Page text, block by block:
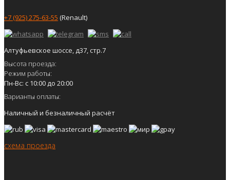
+7 (925) 275-63-55 (Renault)
Алтуфьевское шоссе, д37, стр.7
Высота проезда:
Режим работы:
Пн-Вс: с 10:00 до 20:00
Варианты оплаты:
Наличный и безналичный расчёт
схема проезда